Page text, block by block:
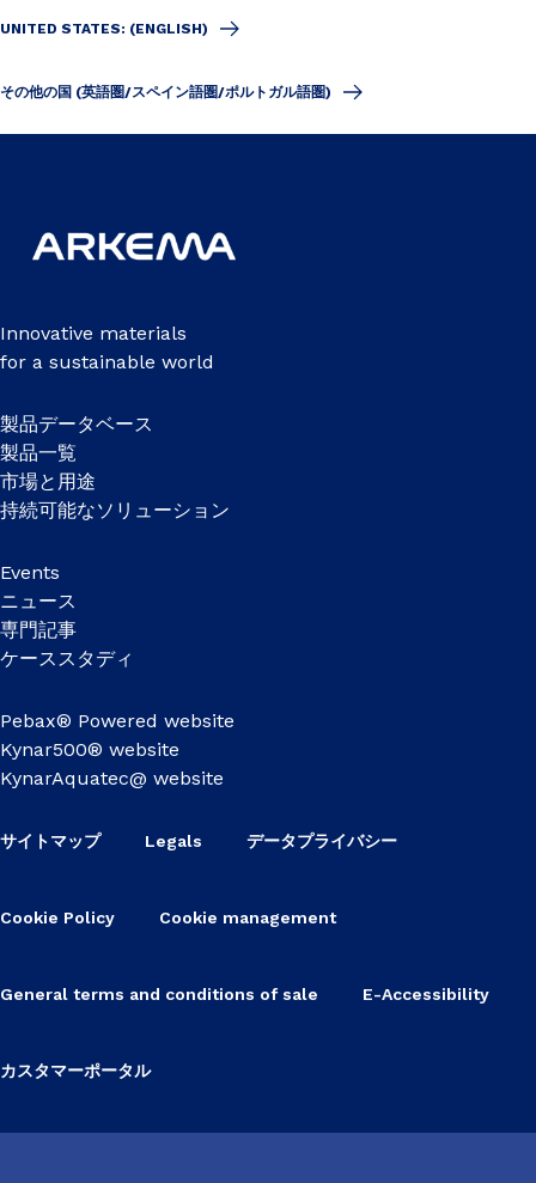
UNITED STATES: (ENGLISH)
その他の国 (英語圏/スペイン語圏/ポルトガル語圏)
Innovative materials
for a sustainable world
製品データベース
製品一覧
市場と用途
持続可能なソリューション
Events
ニュース
専門記事
ケーススタディ
Pebax® Powered website
Kynar500® website
KynarAquatec@ website
サイトマップ Legals データプライバシー
Cookie Policy Cookie management
General terms and conditions of sale E-Accessibility
カスタマーポータル